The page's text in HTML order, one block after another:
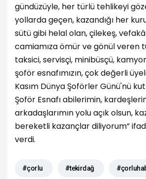
gündüzüyle, her türlü tehlikeyi
yollarda geçen, kazandığı her
sütü gibi helal olan, çilekeş,
camiamıza ömür ve gönül veren
taksici, servisçi, minibüsçü,
şoför esnafımızın, çok değerli
Kasım Dünya Şoförler Günü'nü
Şoför Esnafı abilerimin,
arkadaşlarımın yolu açık olsun,
bereketli kazançlar diliyorum”
verdi.
#çorlu #tekirdağ